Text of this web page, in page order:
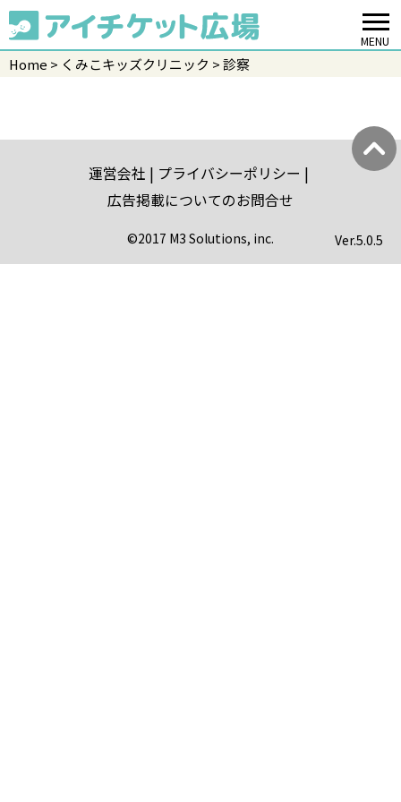
MENU
Home くみこキッズクリニック 診察
運営会社
プライバシーポリシー
広告掲載についてのお問合せ
©2017 M3 Solutions, inc. Ver.5.0.5